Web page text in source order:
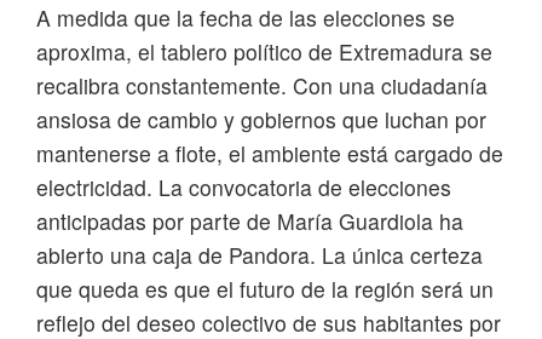
A medida que la fecha de las elecciones se
aproxima, el tablero político de Extremadura se
recalibra constantemente. Con una ciudadanía
ansiosa de cambio y gobiernos que luchan por
mantenerse a flote, el ambiente está cargado de
electricidad. La convocatoria de elecciones
anticipadas por parte de María Guardiola ha
abierto una caja de Pandora. La única certeza
que queda es que el futuro de la región será un
reflejo del deseo colectivo de sus habitantes por